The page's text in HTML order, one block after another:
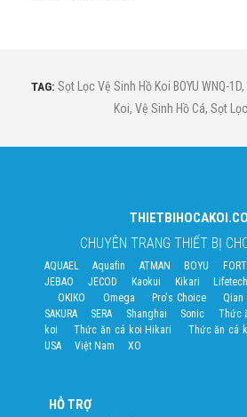
TAG: Sọt Lọc Vệ Sinh Hồ Koi BOYU WNQ-1D,
Koi, Vệ Sinh Hồ Cá, Sọt
CHUYÊN TRANG THIẾT BỊ
AQUAEL Aquafin ATMAN BOYU
JEBAO
JECOD Kaokui Kikari Lifetech
OKIKO
Omega Pro's Choice Qian
SAKURA
SERA Shanghai Sonic
Thức
koi
Thức ăn cá koi Hikari Thức ăn cá
USA
Việt Nam XO
HỖ TRỢ